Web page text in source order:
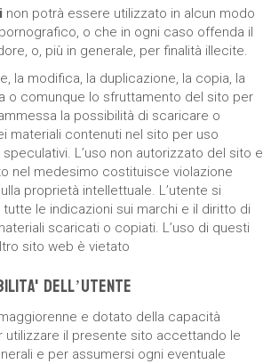
non potrà essere utilizzato in alcun modo
o che in ogni caso offenda il
o, più in generale, per finalità illecite.
la modifica, la duplicazione, la copia, la
o comunque lo sfruttamento del sito per
la possibilità di scaricare o
materiali contenuti nel sito per uso
L’uso non autorizzato del sito e
nel medesimo costituisce violazione
proprietà intellettuale. L’utente si
le indicazioni sui marchi e il diritto di
scaricati o copiati. L’uso di questi
sito web è vietato
dell’utente
e dotato della capacità
utilizzare il presente sito accettando le
e per assumersi ogni eventuale